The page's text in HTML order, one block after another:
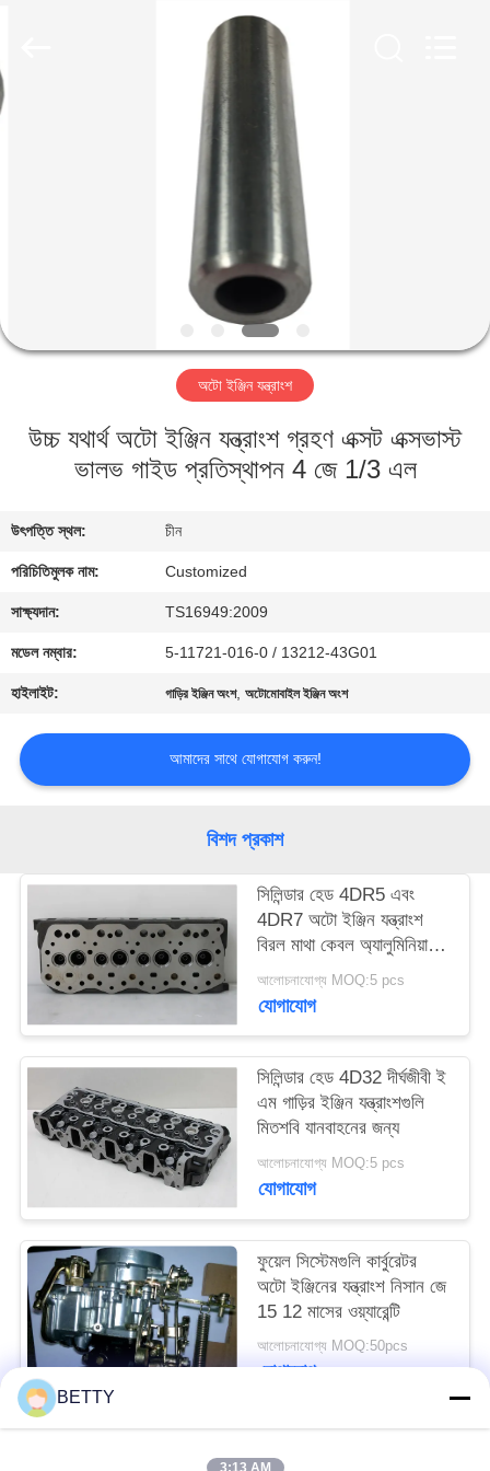
বাড়ি
আমাদের
সম্পর্কে
কারখানা
মান
নিয়ন্ত্রণ
উদ্ধৃতির
জন্য
সাইট
POLICY
All
Rights
Reserved.
অটো ইঞ্জিন যন্ত্রাংশ
উচ্চ যথার্থ অটো ইঞ্জিন যন্ত্রাংশ গ্রহণ এক্সট এক্সভাস্ট
ভালভ গাইড প্রতিস্থাপন 4 জে 1/3 এল
উৎপত্তি স্থল: চীন
পরিচিতিমুলক নাম: Customized
সাক্ষ্যদান: TS16949:2009
মডেল নম্বার: 5-11721-016-0 / 13212-43G01
হাইলাইট: গাড়ির ইঞ্জিন অংশ,অটোমোবাইল ইঞ্জিন অংশ
আমাদের সাথে যোগাযোগ করুন!
বিশদ প্রকাশ
সিলিন্ডার হেড 4DR5 এবং
4DR7 অটো ইঞ্জিন যন্ত্রাংশ
বিরল মাথা কেবল অ্যালুমিনিয়াম
আলোচনাযোগ্য MOQ:5 pcs
যোগাযোগ
সিলিন্ডার হেড 4D32 দীর্ঘজীবী ই
এম গাড়ির ইঞ্জিন যন্ত্রাংশগুলি
মিতশবি যানবাহনের জন্য
আলোচনাযোগ্য MOQ:5 pcs
যোগাযোগ
ফুয়েল সিস্টেমগুলি কার্বুরেটর
অটো ইঞ্জিনের যন্ত্রাংশ নিসান জে
15 12 মাসের ওয়্যারেন্টি
আলোচনাযোগ্য MOQ:50pcs
যোগাযোগ
BETTY
3:13 AM